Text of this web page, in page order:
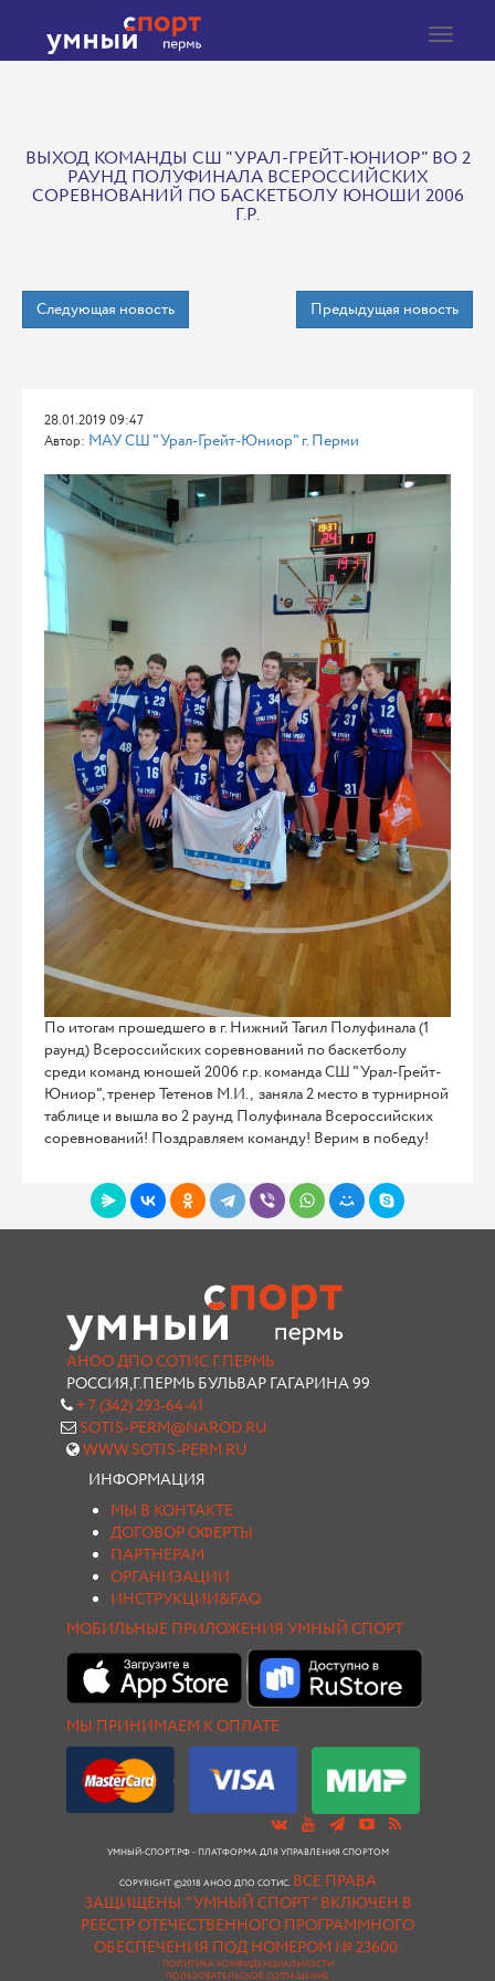
Toggle
ВЫХОД КОМАНДЫ СШ "УРАЛ-ГРЕЙТ-ЮНИОР" ВО 2
РАУНД ПОЛУФИНАЛА ВСЕРОССИЙСКИХ
СОРЕВНОВАНИЙ ПО БАСКЕТБОЛУ ЮНОШИ 2006
Г.Р.
Следующая новость Предыдущая новость
28.01.2019 09:47
Автор: МАУ СШ "Урал-Грейт-Юниор" г. Перми
По итогам прошедшего в г. Нижний Тагил Полуфинала (1
раунд) Всероссийских соревнований по баскетболу
среди команд юношей 2006 г.р. команда СШ "Урал-Грейт-
Юниор", тренер Тетенов М.И., заняла 2 место в турнирной
таблице и вышла во 2 раунд Полуфинала Всероссийских
соревнований! Поздравляем команду! Верим в победу!
АНОО ДПО СОТИС Г.ПЕРМЬ
РОССИЯ,Г.ПЕРМЬ БУЛЬВАР ГАГАРИНА 99
+ 7 (342) 293-64-41
SOTIS-PERM@NAROD.RU
WWW.SOTIS-PERM.RU
ИНФОРМАЦИЯ
МЫ В КОНТАКТЕ
ДОГОВОР ОФЕРТЫ
ПАРТНЕРАМ
ОРГАНИЗАЦИИ
ИНСТРУКЦИИ&FAQ
МОБИЛЬНЫЕ ПРИЛОЖЕНИЯ УМНЫЙ СПОРТ
МЫ ПРИНИМАЕМ К ОПЛАТЕ
УМНЫЙ-СПОРТ.РФ - ПЛАТФОРМА ДЛЯ УПРАВЛЕНИЯ СПОРТОМ
COPYRIGHT ©2018 АНОО ДПО СОТИС. ВСЕ ПРАВА
ЗАЩИЩЕНЫ."УМНЫЙ СПОРТ " ВКЛЮЧЕН В
РЕЕСТР ОТЕЧЕСТВЕННОГО ПРОГРАММНОГО
ОБЕСПЕЧЕНИЯ ПОД НОМЕРОМ № 23600.
ПОЛИТИКА КОНФИДЕНЦИАЛЬНОСТИ
ПОЛЬЗОВАТЕЛЬСКОЕ СОГЛАШЕНИЕ